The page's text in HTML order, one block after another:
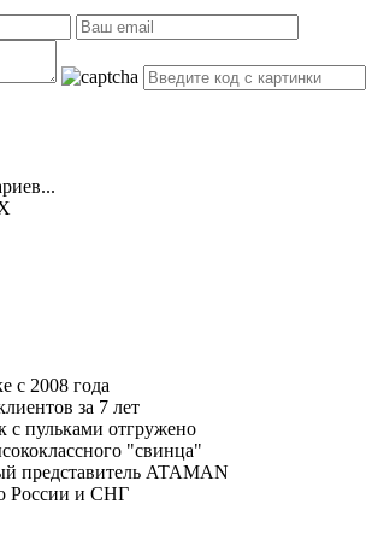
с 2008 года
за 7 лет
с пульками отгружено
"свинца"
представитель ATAMAN
России и СНГ